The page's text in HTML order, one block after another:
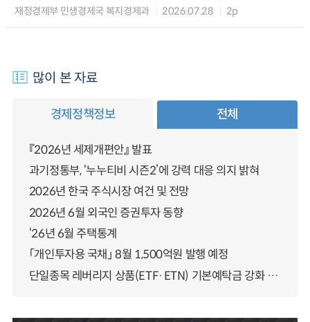
재정경제부 민생경제국 복지경제과 2026.07.28 2p
많이 본 자료
경제정책정보 전체
『2026년 세제개편안』 발표
과기정통부, ‘누누티비 시즌2’에 강력 대응 의지 밝혀
2026년 한국 주식시장 여건 및 전망
2026년 6월 외국인 증권투자 동향
‘26년 6월 주택통계
「개인투자용 국채」 8월 1,500억원 발행 예정
단일종목 레버리지 상품(ETF·ETN) 기본예탁금 강화 조기시행 방안 안내